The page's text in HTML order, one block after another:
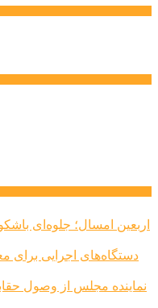
اربعین امسال؛ جلوه‌ای
دستگاه‌های اجرایی برای
نماینده مجلس از وصول